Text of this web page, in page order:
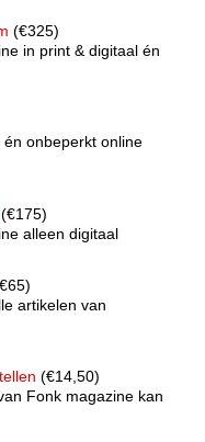
(€325)
in print & digitaal én
onbeperkt online
(€175)
alleen digitaal
artikelen van
(€14,50)
Fonk magazine kan